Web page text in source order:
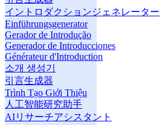
イントロダクションジェネレーター
Einführungsgenerator
Gerador de Introdução
Generador de Introducciones
Générateur d'Introduction
소개 생성기
引言生成器
Trình Tạo Giới Thiệu
人工智能研究助手
AIリサーチアシスタント